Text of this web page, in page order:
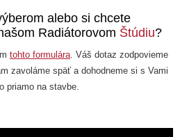
alebo si chcete
Radiátorovom Štúdiu?
tohto formulára. Váš dotaz zodpovieme
zavoláme späť a dohodneme si s Vami
priamo na stavbe.